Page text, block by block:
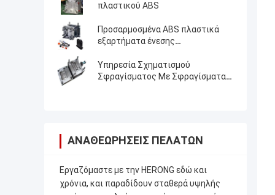
πλαστικού ABS
Προσαρμοσμένα ABS πλαστικά
εξαρτήματα ένεσης
πλαστικών καλούπιων
Υπηρεσία Σχηματισμού
Σφραγίσματος Με Σφραγίσματα
ΑΝΑΘΕΩΡΉΣΕΙΣ ΠΕΛΑΤΏΝ
Εργαζόμαστε με την HERONG εδώ και
χρόνια, και παραδίδουν σταθερά υψηλής